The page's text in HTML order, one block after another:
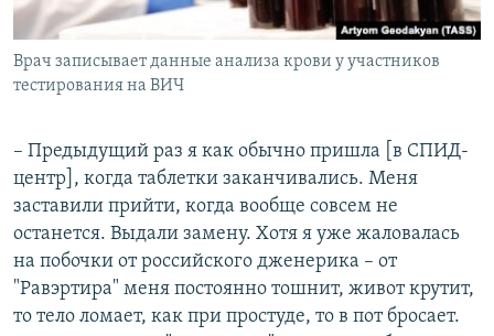
Врач записывает данные анализа крови у участников
тестирования на ВИЧ
– Предыдущий раз я как обычно пришла [в СПИД-
центр], когда таблетки заканчивались. Меня
заставили прийти, когда вообще совсем не
останется. Выдали замену. Хотя я уже жаловалась
на побочки от российского дженерика – от
"Равэртира" меня постоянно тошнит, живот крутит,
то тело ломает, как при простуде, то в пот бросает.